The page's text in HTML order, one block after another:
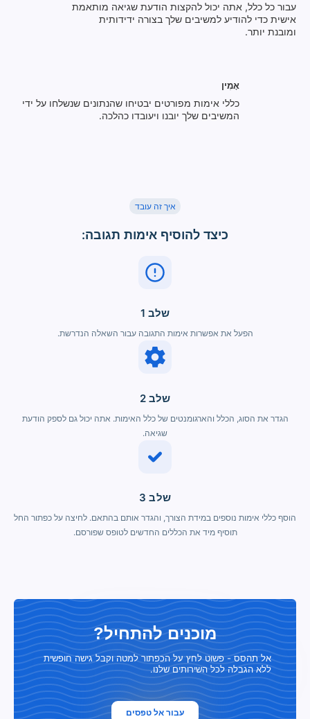
עבור כל כלל, אתה יכול להקצות הודעת שגיאה מותאמת
אישית כדי להודיע ​​למשיבים שלך בצורה ידידותית
ומובנת יותר.
אָמִין
כללי אימות מפורטים יבטיחו שהנתונים שנשלחו על ידי
המשיבים שלך יובנו ויעובדו כהלכה.
איך זה עובד
כיצד להוסיף אימות תגובה:
שלב 1
הפעל את אפשרות אימות התגובה עבור השאלה הנדרשת.
שלב 2
הגדר את הסוג, הכלל והארגומנטים של כלל האימות. אתה יכול גם לספק הודעת
שגיאה.
שלב 3
הוסף כללי אימות נוספים במידת הצורך, והגדר אותם בהתאם. לחיצה על כפתור החל
תוסיף מיד את הכללים החדשים לטופס שפורסם.
מוכנים להתחיל?
אל תהסס - פשוט לחץ על הכפתור למטה וקבל גישה חופשית
ללא הגבלה לכל השירותים שלנו.
עבור אל טפסים